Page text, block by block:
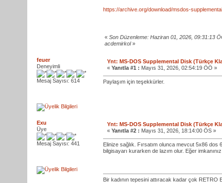
https://archive.org/download/msdos-
« Son Düzenleme: Haziran 01, 2026, 09:31:13
acdemirkol»
feuer
Deneyimli
Mesaj Sayısı: 614
Ynt: MS-DOS Supplemental Disk (Türkçe
« Yanıtla #1 : Mayıs 31, 2026, 02:54:19 ÖÖ »
Paylaşım için teşekkürler.
Exu
Üye
Mesaj Sayısı: 441
Ynt: MS-DOS Supplemental Disk (Türkçe
« Yanıtla #2 : Mayıs 31, 2026, 18:14:00 ÖS »
Elinize sağlık. Fırsatım olunca mevcut 5x86
bilgisayarı kurarken de lazım olur. Eğer
Bir kadının tepesini attıracak kadar çok RETRO